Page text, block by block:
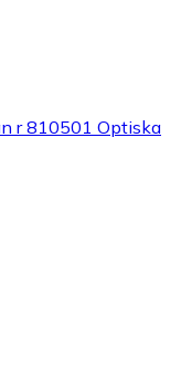
r 810501 Optiska